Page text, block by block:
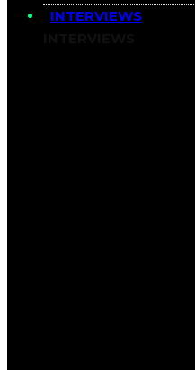
INTERVIEWS